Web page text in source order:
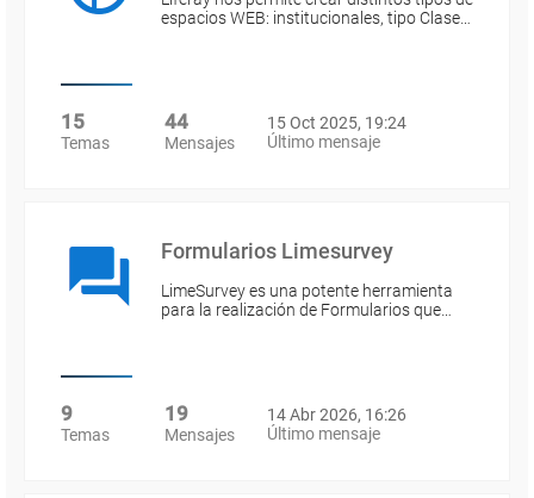
espacios WEB: institucionales, tipo Clase…
15
Temas
44
Mensajes
15 Oct 2025, 19:24
Último mensaje
Formularios Limesurvey
LimeSurvey es una potente herramienta
para la realización de Formularios que…
9
Temas
19
Mensajes
14 Abr 2026, 16:26
Último mensaje